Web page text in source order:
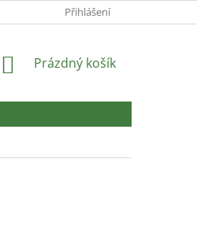
Přihlášení
NÁKUPNÍ
Prázdný košík